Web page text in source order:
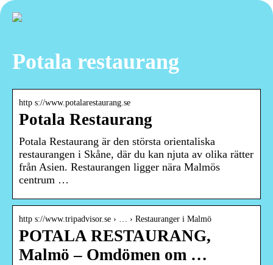
Potala restaurang
http s://www.potalarestaurang.se
Potala Restaurang
Potala Restaurang är den största orientaliska
restaurangen i Skåne, där du kan njuta av olika rätter
från Asien. Restaurangen ligger nära Malmös
centrum …
http s://www.tripadvisor.se › … › Restauranger i Malmö
POTALA RESTAURANG,
Malmö – Omdömen om …